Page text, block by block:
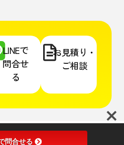
LINEで
問合せ
る
お見積り・
ご相談
クオブライフ仮屋
問合せる